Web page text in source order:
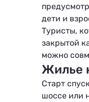
дети и
Туристы,
закрытой
можно
Жилье
Старт
шоссе или